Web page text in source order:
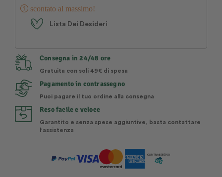
scontato al massimo!
Lista Dei Desideri
Consegna in 24/48 ore
Gratuita con soli 49€ di spesa
Pagamento in contrassegno
Puoi pagare il tuo ordine alla consegna
Reso facile e veloce
Garantito e senza spese aggiuntive, basta contattare
l'assistenza